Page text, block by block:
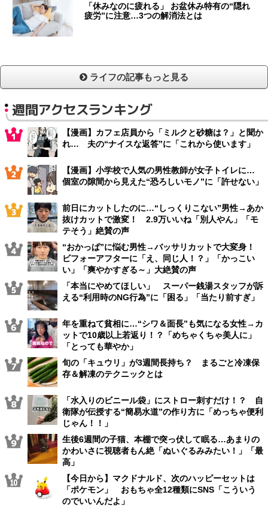
「休みなのに疲れる」 お盆休み特有の“隠れ
疲労”に注意…3つの解消法とは
ライフの記事もっと見る
週間アクセスランキング
【漫画】カフェ店員から「ミルクと砂糖は？」と聞か
れ… 夫の“ナイスな返答”に「これから使います」
【漫画】小学校で人気の男性教師が女子トイレに…
個室の隙間から見えた“恐ろしいモノ”に「許せない」
前日にカットしたのに…“しっくりこない”男性→あか
抜けカットで激変！ 2.9万いいね「別人やん」「モ
テそう」絶賛の声
“おかっぱ”に悩む男性→バッサリカットで大変身！
ビフォーアフターに「え、同じ人！？」「かっこい
い」「爽やかすぎる～」大絶賛の声
「本当にやめてほしい」 スーパー銭湯スタッフが訴
える“利用時のNG行為”に「困る」「当たり前すぎ」
年を重ねて貧相に…“シワ＆面長”も気になる女性→カ
ットで10歳以上若返り！？「めちゃくちゃ美人に」
「とっても華やか」
旬の「キュウリ」が3週間長持ち？ まるごと冷凍保
存＆解凍のテクニックとは
「水入りのビニール袋」にストロー刺すだけ！？ 自
衛隊が伝授する“簡易水道”の作り方に「めっちゃ便利
じゃん！！」
生後6週間の子猫、本棚で突っ伏して眠る…あまりの
かわいさに視聴者もん絶「ぬいぐるみみたい！」「最
高」
【今日から】マクドナルド、次のハッピーセットは
「ポケモン」 おもちゃ全12種類にSNS「こういう
のでいいんだよ」